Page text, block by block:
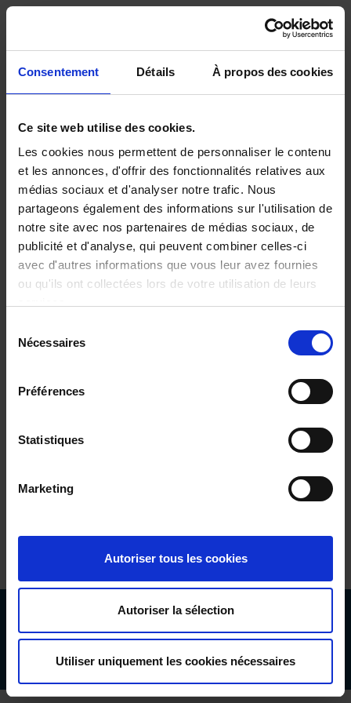
Consentement Détails À propos des cookies
Ce site web utilise des cookies.
Les cookies nous permettent de personnaliser le contenu
et les annonces, d'offrir des fonctionnalités relatives aux
médias sociaux et d'analyser notre trafic. Nous
partageons également des informations sur l'utilisation de
notre site avec nos partenaires de médias sociaux, de
publicité et d'analyse, qui peuvent combiner celles-ci
avec d'autres informations que vous leur avez fournies
ou qu'ils ont collectées lors de votre utilisation de leurs
Nécessaires
Préférences
Statistiques
Marketing
Autoriser tous les cookies
Autoriser la sélection
Utiliser uniquement les cookies nécessaires
Saut au contenu principal
ACHETEZ VOTREAchetez une PJ ARCES
Achetez votre
protection
juridique chez un
partenaire ARCES
Contactez l'un de nos partenaires pour souscrire
une assurance protection juridique Arces !
Utilisez la carte ci-dessous pour trouver les
coordonnées d'un partenaire Arces dans votre
Copyright 2022 ARCES | All Rights Reserved